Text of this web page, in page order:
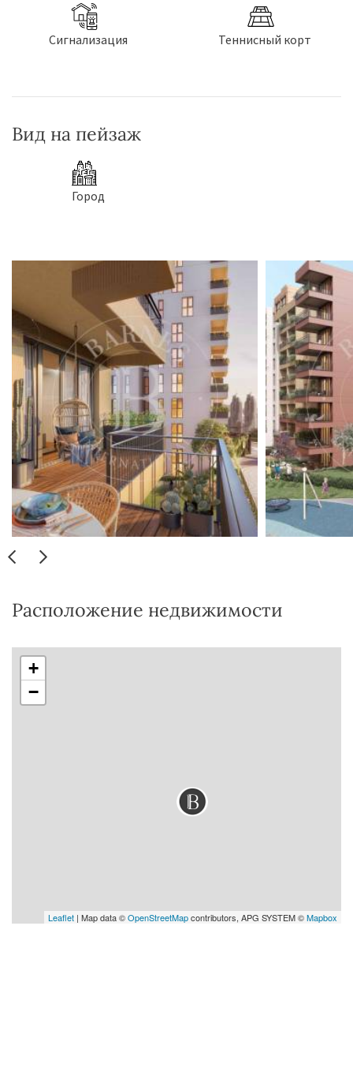
Сигнализация Теннисный корт
Вид на пейзаж
Город
Расположение недвижимости
+
−
Leaflet | Map data ©OpenStreetMapcontributors, APG SYSTEM ©Mapbox